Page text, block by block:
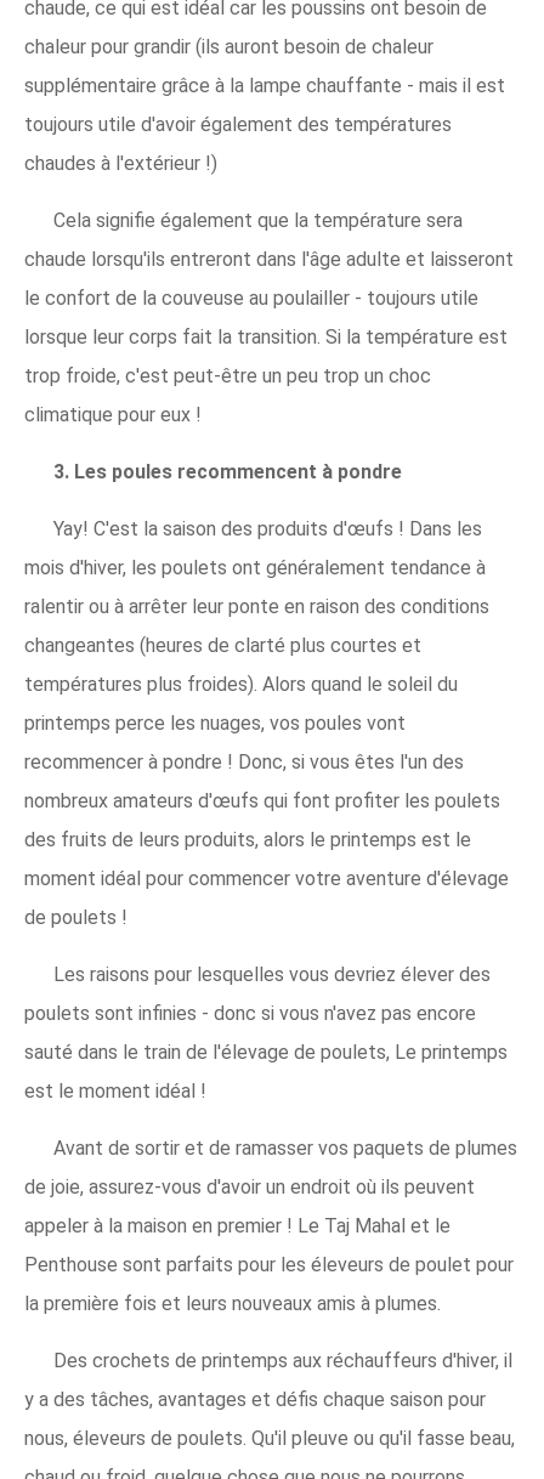
chaude, ce qui est idéal car les poussins ont besoin de
chaleur pour grandir (ils auront besoin de chaleur
supplémentaire grâce à la lampe chauffante - mais il est
toujours utile d'avoir également des températures
chaudes à l'extérieur !)
Cela signifie également que la température sera
chaude lorsqu'ils entreront dans l'âge adulte et laisseront
le confort de la couveuse au poulailler - toujours utile
lorsque leur corps fait la transition. Si la température est
trop froide, c'est peut-être un peu trop un choc
climatique pour eux !
3. Les poules recommencent à pondre
Yay! C'est la saison des produits d'œufs ! Dans les
mois d'hiver, les poulets ont généralement tendance à
ralentir ou à arrêter leur ponte en raison des conditions
changeantes (heures de clarté plus courtes et
températures plus froides). Alors quand le soleil du
printemps perce les nuages, vos poules vont
recommencer à pondre ! Donc, si vous êtes l'un des
nombreux amateurs d'œufs qui font profiter les poulets
des fruits de leurs produits, alors le printemps est le
moment idéal pour commencer votre aventure d'élevage
de poulets !
Les raisons pour lesquelles vous devriez élever des
poulets sont infinies - donc si vous n'avez pas encore
sauté dans le train de l'élevage de poulets, Le printemps
est le moment idéal !
Avant de sortir et de ramasser vos paquets de plumes
de joie, assurez-vous d'avoir un endroit où ils peuvent
appeler à la maison en premier ! Le Taj Mahal et le
Penthouse sont parfaits pour les éleveurs de poulet pour
la première fois et leurs nouveaux amis à plumes.
Des crochets de printemps aux réchauffeurs d'hiver, il
y a des tâches, avantages et défis chaque saison pour
nous, éleveurs de poulets. Qu'il pleuve ou qu'il fasse beau,